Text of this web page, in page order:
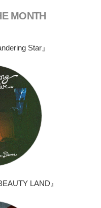
MONTH
Star』
LAND』